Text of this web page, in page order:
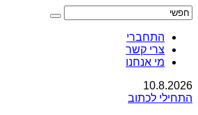
התחברי
צרי קשר
מי אנחנו
10.8.2026
התחילי לכתוב